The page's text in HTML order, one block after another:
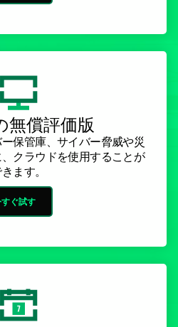
無償評価版
保管庫、サイバー脅威や災
クラウドを使用することが
ます。
ぐ試す